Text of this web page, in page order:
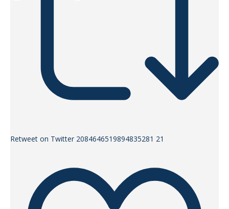
Retweet on Twitter 2084646519894835281 21